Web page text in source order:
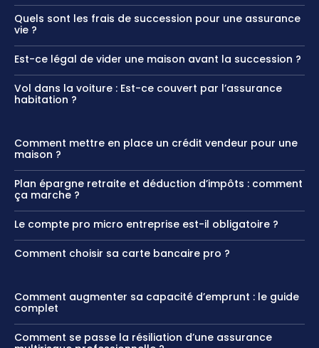
Quels sont les frais de succession pour une assurance
vie ?
Est-ce légal de vider une maison avant la succession ?
Vol dans la voiture : Est-ce couvert par l’assurance
habitation ?
Comment mettre en place un crédit vendeur pour une
maison ?
Plan épargne retraite et déduction d’impôts : comment
ça marche ?
Le compte pro micro entreprise est-il obligatoire ?
Comment choisir sa carte bancaire pro ?
Comment augmenter sa capacité d’emprunt : le guide
complet
Comment se passe la résiliation d’une assurance